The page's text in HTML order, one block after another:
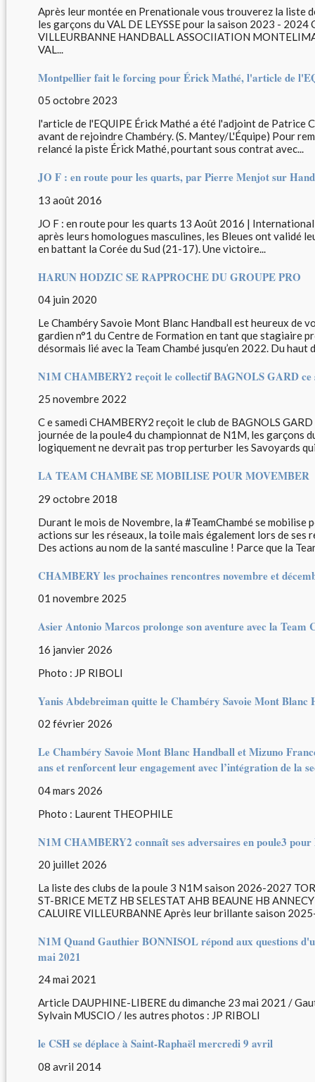
Après leur montée en Prenationale vous trouverez la liste
les garçons du VAL DE LEYSSE pour la saison 2023 - 2024
VILLEURBANNE HANDBALL ASSOCIIATION
VAL...
Montpellier fait le forcing pour Érick Mathé, l'article de
05 octobre 2023
l'article de l'EQUIPE Érick Mathé a été l'adjoint de Patrice
avant de rejoindre Chambéry. (S. Mantey/L'Équipe) Pour
relancé la piste Érick Mathé, pourtant sous contrat avec...
JO F : en route pour les quarts, par Pierre Menjot sur
13 août 2016
JO F : en route pour les quarts 13 Août 2016 |
après leurs homologues masculines, les Bleues ont validé
en battant la Corée du Sud (21-17). Une victoire...
HARUN HODZIC SE RAPPROCHE DU GROUPE PRO
04 juin 2020
Le Chambéry Savoie Mont Blanc Handball est heureux de
gardien n°1 du Centre de Formation en tant que stagiaire
désormais lié avec la Team Chambé jusqu’en 2022. Du haut
N1M CHAMBERY2 reçoit le collectif BAGNOLS GARD ce
25 novembre 2022
C e samedi CHAMBERY2 reçoit le club de BAGNOLS
journée de la poule4 du championnat de N1M, les garçons
logiquement ne devrait pas trop perturber les Savoyards
LA TEAM CHAMBE SE MOBILISE POUR MOVEMBER
29 octobre 2018
Durant le mois de Novembre, la #TeamChambé se
actions sur les réseaux, la toile mais également lors de
Des actions au nom de la santé masculine ! Parce que la
CHAMBERY les prochaines rencontres novembre et
01 novembre 2025
Asier Antonio Marcos prolonge son aventure avec la Team
16 janvier 2026
Photo : JP RIBOLI
Yanis Abdebreiman quitte le Chambéry Savoie Mont Blanc
02 février 2026
Le Chambéry Savoie Mont Blanc Handball et Mizuno
ans et renforcent leur engagement avec l’intégration de la
04 mars 2026
Photo : Laurent THEOPHILE
N1M CHAMBERY2 connaît ses adversaires en poule3 pour
20 juillet 2026
La liste des clubs de la poule 3 N1M saison 2026-2027
ST-BRICE METZ HB SELESTAT AHB BEAUNE HB
CALUIRE VILLEURBANNE Après leur brillante saison
N1M Quand Gauthier BONNISOL répond aux questions
mai 2021
24 mai 2021
Article DAUPHINE-LIBERE du dimanche 23 mai 2021 /
Sylvain MUSCIO / les autres photos : JP RIBOLI
le CSH se déplace à Saint-Raphaël mercredi 9 avril
08 avril 2014